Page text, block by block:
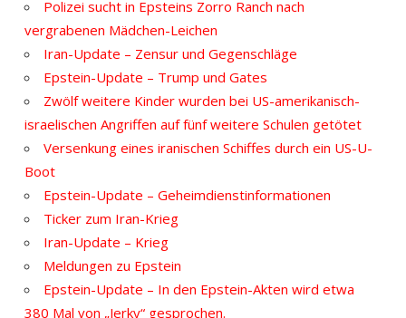
Polizei sucht in Epsteins Zorro Ranch nach
vergrabenen Mädchen-Leichen
Iran-Update – Zensur und Gegenschläge
Epstein-Update – Trump und Gates
Zwölf weitere Kinder wurden bei US-amerikanisch-
israelischen Angriffen auf fünf weitere Schulen getötet
Versenkung eines iranischen Schiffes durch ein US-U-
Boot
Epstein-Update – Geheimdienstinformationen
Ticker zum Iran-Krieg
Iran-Update – Krieg
Meldungen zu Epstein
Epstein-Update – In den Epstein-Akten wird etwa
380 Mal von „Jerky“ gesprochen.